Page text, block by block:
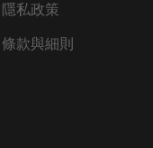
隱私政策
條款與細則